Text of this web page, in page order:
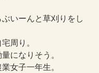
いーんと草刈りをし
周り。
になりそう。
女子一年生。